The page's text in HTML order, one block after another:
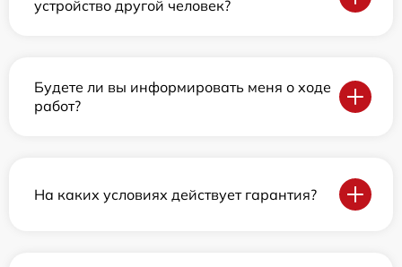
устройство другой человек?
Будете ли вы информировать меня о ходе
работ?
На каких условиях действует гарантия?